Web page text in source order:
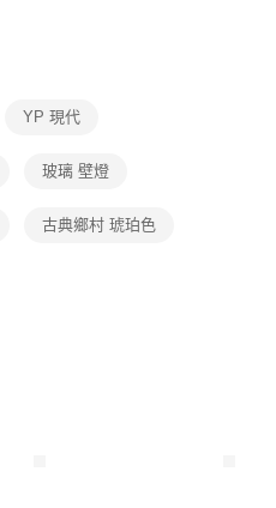
」後，將跳轉至「AFTEE先享後付」
，即可完成結帳。
，方視為交易完成。
訂單仍視為有效，需透過AFTEE先享
相關疑問，請聯繫「AFTEE先享後付
)免運費
YP 現代
玻璃 壁燈
古典鄉村 琥珀色